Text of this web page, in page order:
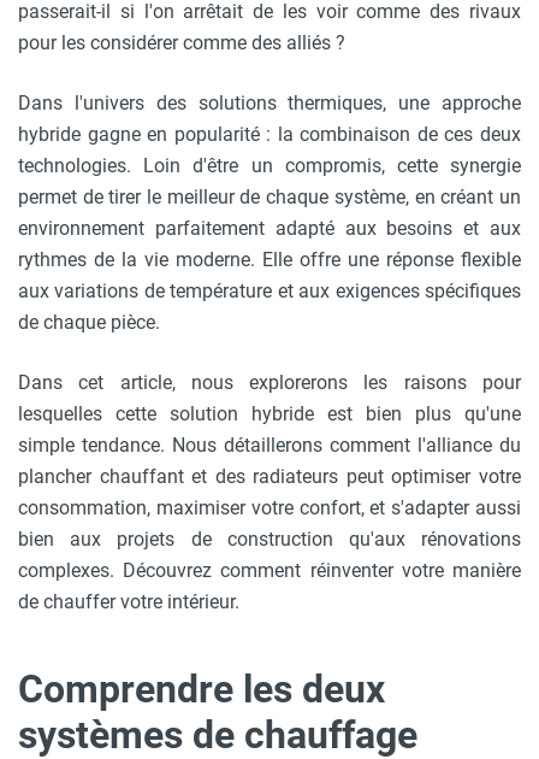
passerait-il si l'on arrêtait de les voir comme des rivaux
pour les considérer comme des alliés ?
Dans l'univers des solutions thermiques, une approche
hybride gagne en popularité : la combinaison de ces deux
technologies. Loin d'être un compromis, cette synergie
permet de tirer le meilleur de chaque système, en créant un
environnement parfaitement adapté aux besoins et aux
rythmes de la vie moderne. Elle offre une réponse flexible
aux variations de température et aux exigences spécifiques
de chaque pièce.
Dans cet article, nous explorerons les raisons pour
lesquelles cette solution hybride est bien plus qu'une
simple tendance. Nous détaillerons comment l'alliance du
plancher chauffant et des radiateurs peut optimiser votre
consommation, maximiser votre confort, et s'adapter aussi
bien aux projets de construction qu'aux rénovations
complexes. Découvrez comment réinventer votre manière
de chauffer votre intérieur.
Comprendre les deux
systèmes de chauffage